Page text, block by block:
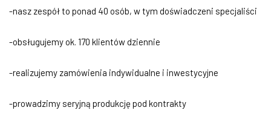
-nasz zespół to ponad 40 osób, w tym doświadczeni specjaliści
-obsługujemy ok. 170 klientów dziennie
-realizujemy zamówienia indywidualne i inwestycyjne
-prowadzimy seryjną produkcję pod kontrakty